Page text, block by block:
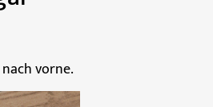
vorne.